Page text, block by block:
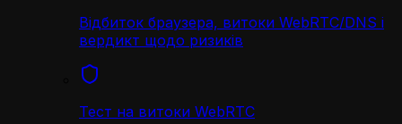
Відбиток браузера, витоки WebRTC/DNS і
вердикт щодо ризиків
Тест на витоки WebRTC